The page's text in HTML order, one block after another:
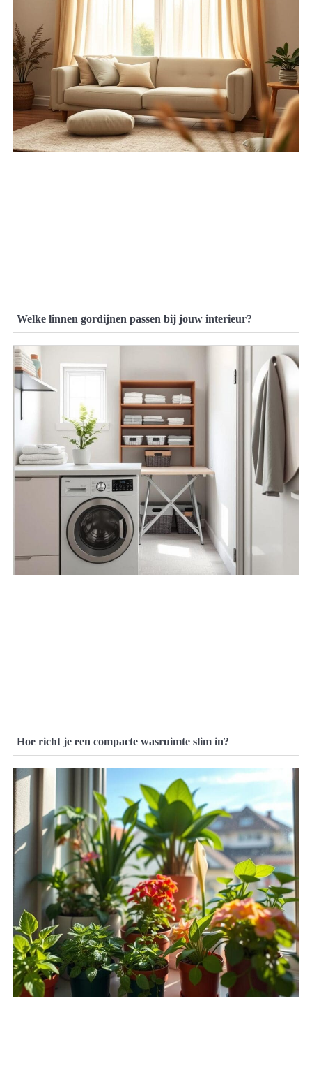
Welke linnen gordijnen passen bij jouw interieur?
Hoe richt je een compacte wasruimte slim in?